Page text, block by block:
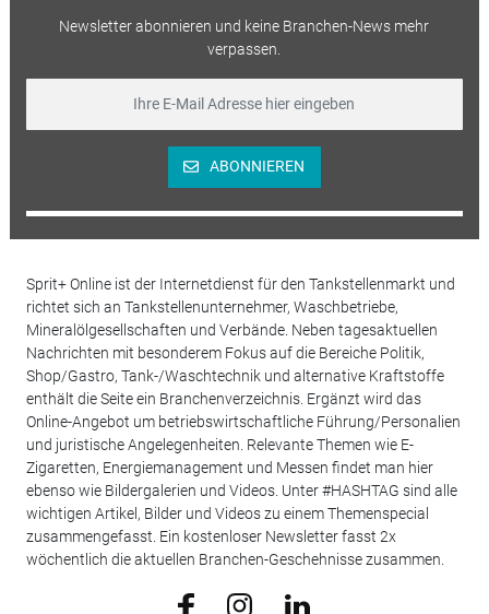
Newsletter abonnieren und keine Branchen-News mehr
verpassen.
ABONNIEREN
Sprit+ Online ist der Internetdienst für den Tankstellenmarkt und
richtet sich an Tankstellenunternehmer, Waschbetriebe,
Mineralölgesellschaften und Verbände. Neben tagesaktuellen
Nachrichten mit besonderem Fokus auf die Bereiche Politik,
Shop/Gastro, Tank-/Waschtechnik und alternative Kraftstoffe
enthält die Seite ein Branchenverzeichnis. Ergänzt wird das
Online-Angebot um betriebswirtschaftliche Führung/Personalien
und juristische Angelegenheiten. Relevante Themen wie E-
Zigaretten, Energiemanagement und Messen findet man hier
ebenso wie Bildergalerien und Videos. Unter #HASHTAG sind alle
wichtigen Artikel, Bilder und Videos zu einem Themenspecial
zusammengefasst. Ein kostenloser Newsletter fasst 2x
wöchentlich die aktuellen Branchen-Geschehnisse zusammen.